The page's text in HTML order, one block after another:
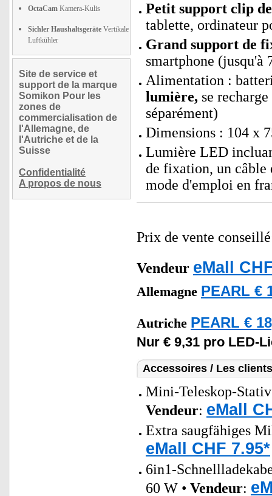
OctaCam Kamera-Kulis
Sichler Haushaltsgeräte Vertikale
Luftkühler
Site de service et
support de la marque
Somikon Pour les
zones de
commercialisation de
l'Allemagne, de
l'Autriche et de la
Suisse
Confidentialité
A propos de nous
Petit support clip
tablette, ordinateur
Grand support de
smartphone (jusqu'à
Alimentation :
lumière, se
séparément)
Dimensions : 104 x
Lumière LED
de fixation, un câble
mode d'emploi en
Prix de vente
Vendeur eMall
Allemagne PEARL €
Autriche PEARL €
Nur € 9,31 pro LED-
Accessoires / Les
Mini-Teleskop-
Vendeur: eMall
Extra saugfähiges
eMall CHF 7.95*
6in1-
60 W • Vendeur: